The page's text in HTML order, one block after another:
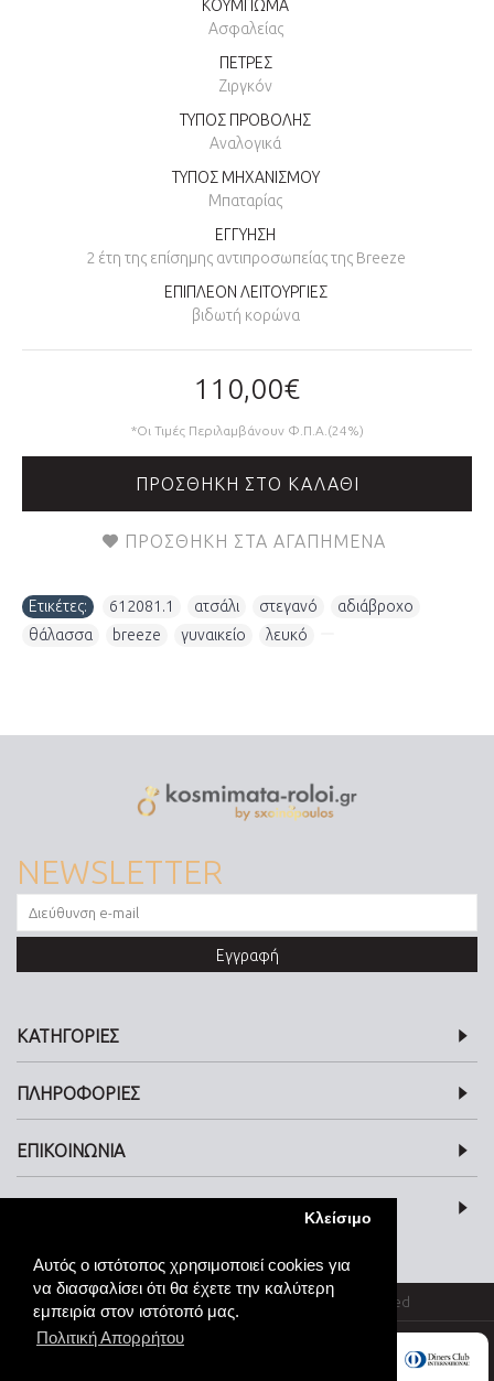
Αυτός ο ιστότοπος χρησιμοποιεί cookies για
να διασφαλίσει ότι θα έχετε την καλύτερη
εμπειρία στον ιστότοπό μας.
Πολιτική Απορρήτου
Κλείσιμο
ΚΟΥΜΠΩΜΑ
Ασφαλείας
ΠΕΤΡΕΣ
Ζιργκόν
ΤΥΠΟΣ ΠΡΟΒΟΛΗΣ
Αναλογικά
ΤΥΠΟΣ ΜΗΧΑΝΙΣΜΟΥ
Μπαταρίας
ΕΓΓΥΗΣΗ
2 έτη της επίσημης αντιπροσωπείας της Breeze
ΕΠΙΠΛΕΟΝ ΛΕΙΤΟΥΡΓΙΕΣ
βιδωτή κορώνα
110,00€
*Οι Τιμές Περιλαμβάνουν Φ.Π.Α.(24%)
ΠΡΟΣΘΉΚΗ ΣΤΟ ΚΑΛΆΘΙ
ΠΡΟΣΘΉΚΗ ΣΤΑ ΑΓΑΠΗΜΈΝΑ
Ετικέτες: 612081.1 ατσάλι στεγανό αδιάβροχο
θάλασσα
breeze γυναικείο λευκό
NEWSLETTER
Εγγραφή
ΚΑΤΗΓΟΡΙΕΣ
ΠΛΗΡΟΦΟΡΙΕΣ
ΕΠΙΚΟΙΝΩΝΙΑ
© kosmimata-roloi.gr Jewellery. All rights reserved